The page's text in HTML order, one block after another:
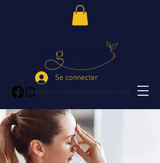
Yoga | Massages | Ateliers holistiques d'Ayurvéda
Se connecter